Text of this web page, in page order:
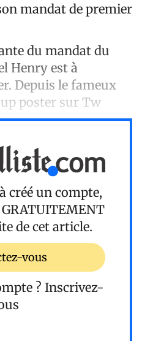
mandat de premier
du mandat du
Henry est à
Depuis le fameux
poster sur Tw
créé un compte,
GRATUITEMENT
de cet article.
vous
? Inscrivez-